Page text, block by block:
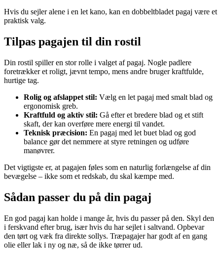
Hvis du sejler alene i en let kano, kan en dobbeltbladet pagaj være et
praktisk valg.
Tilpas pagajen til din rostil
Din rostil spiller en stor rolle i valget af pagaj. Nogle padlere
foretrækker et roligt, jævnt tempo, mens andre bruger kraftfulde,
hurtige tag.
Rolig og afslappet stil: Vælg en let pagaj med smalt blad og
ergonomisk greb.
Kraftfuld og aktiv stil: Gå efter et bredere blad og et stift
skaft, der kan overføre mere energi til vandet.
Teknisk præcision: En pagaj med let buet blad og god
balance gør det nemmere at styre retningen og udføre
manøvrer.
Det vigtigste er, at pagajen føles som en naturlig forlængelse af din
bevægelse – ikke som et redskab, du skal kæmpe med.
Sådan passer du på din pagaj
En god pagaj kan holde i mange år, hvis du passer på den. Skyl den
i ferskvand efter brug, især hvis du har sejlet i saltvand. Opbevar
den tørt og væk fra direkte sollys. Træpagajer har godt af en gang
olie eller lak i ny og næ, så de ikke tørrer ud.